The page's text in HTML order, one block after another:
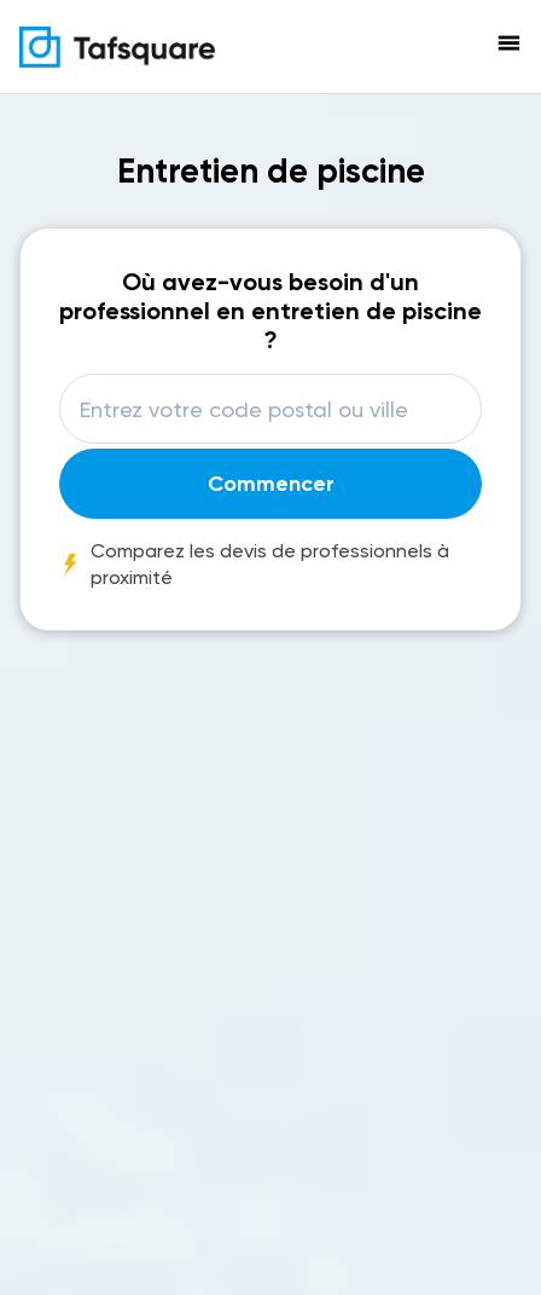
menu
Entretien de piscine
Où avez-vous besoin d'un
professionnel en entretien de piscine
?
Commencer
Comparez les devis de professionnels à
proximité